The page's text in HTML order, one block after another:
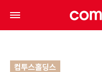
컴투스홀딩스